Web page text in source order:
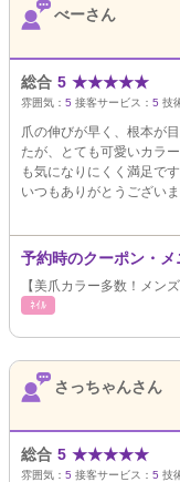
べーさん
総合 5 ★★★★★
雰囲気： 5 接客サービス： 5 技
爪の伸びが早く、根本が
たが、とても可愛いカラ
も気になりにくく満足です
いつもありがとうござい
予約時のクーポン・メ
【美爪カラー多数！メン
ﾈｲﾙ
さっちゃんさん
総合 5 ★★★★★
雰囲気： 5 接客サービス： 5 技